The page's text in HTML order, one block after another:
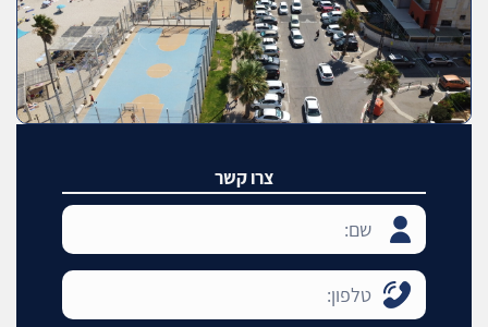
צרו קשר